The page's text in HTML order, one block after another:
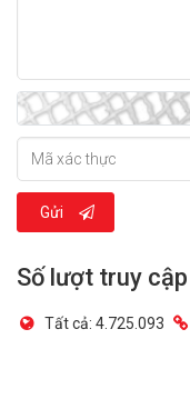
Gửi
Số lượt truy cập
Tất cả: 4.725.093